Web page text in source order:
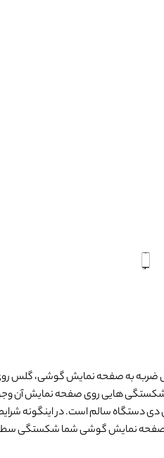
به صفحه نمایش گوشی، گلس روی
هایی روی صفحه نمایش آن
دی دستگاه سالم است. در
بر روی صفحه نمایش گوشی شما